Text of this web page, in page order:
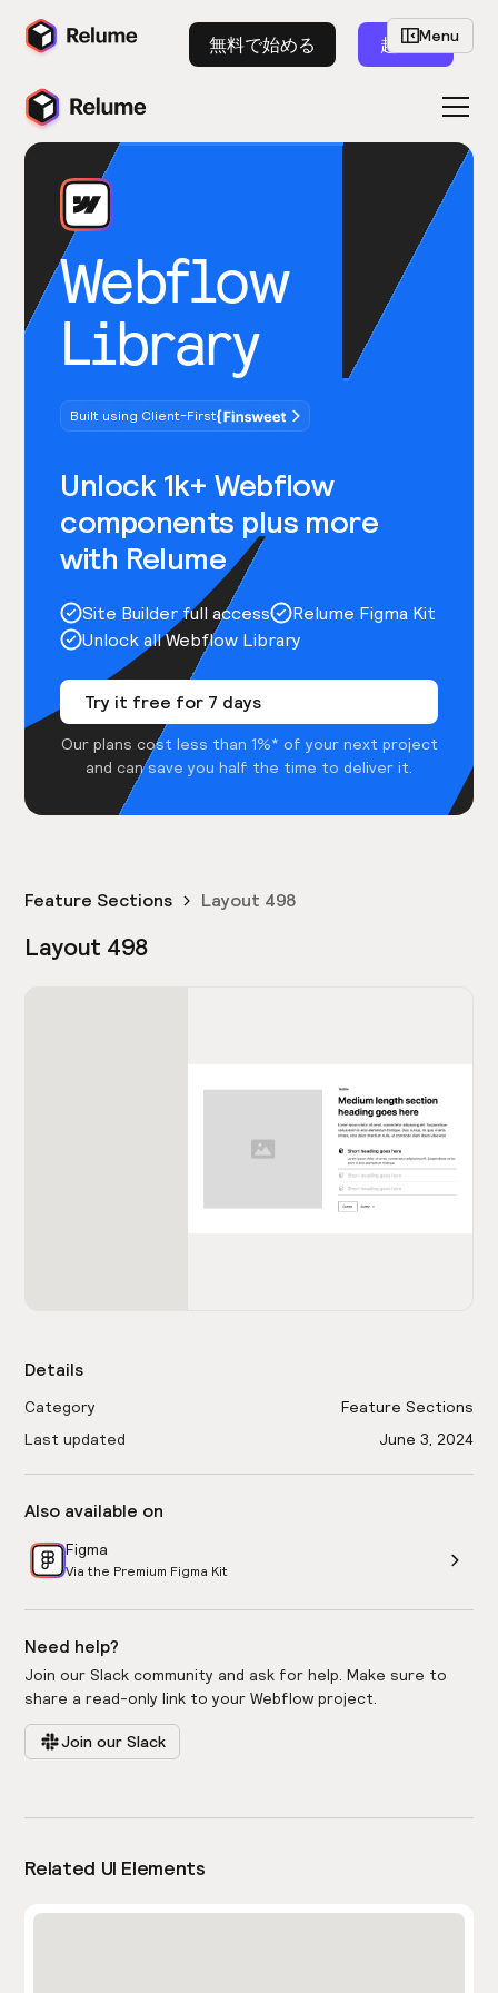
無料で始める 起動
Webflow
Library
Built using Client-First
Unlock 1k+ Webflow
components plus more
with Relume
Site Builder full access
Relume Figma Kit
Unlock all Webflow Library
Try it free for 7 days
Our plans cost less than 1%* of your next project
and can save you half the time to deliver it.
Menu
Feature Sections Layout 498
Layout 498
Details
Category
Feature Sections
Last updated
June 3, 2024
Also available on
Figma
Via the Premium Figma Kit
Need help?
Join our Slack community and ask for help. Make sure to
share a read-only link to your Webflow project.
Join our Slack
Related UI Elements